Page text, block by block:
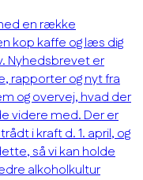
en række
kop kaffe og læs dig
Nyhedsbrevet er
rapporter og nyt fra
og overvej, hvad der
videre med. Der er
i kraft d. 1. april, og
så vi kan holde
alkoholkultur